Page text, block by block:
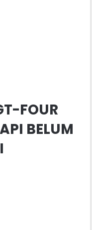
FOUR
BELUM